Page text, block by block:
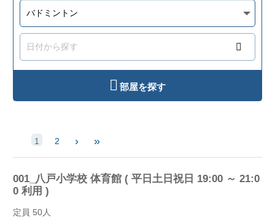
部屋を探す
1 2 › »
001_八戸小学校 体育館 ( 平日土日祝日 19:00 ～ 21:0
0 利用 )
定員 50人